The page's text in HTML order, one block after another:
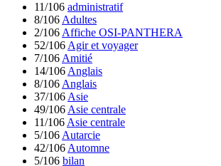
11/106 administratif
8/106 Adultes
2/106 Affiche OSI-PANTHERA
52/106 Agir et voyager
7/106 Amitié
14/106 Anglais
8/106 Anglais
37/106 Asie
49/106 Asie centrale
11/106 Asie centrale
5/106 Autarcie
42/106 Automne
5/106 bilan